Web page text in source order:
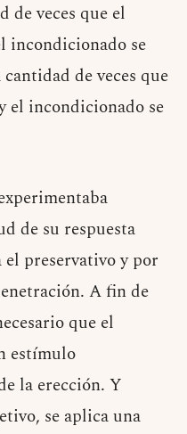
de veces que el
incondicionado se
de veces que
el incondicionado se
de su respuesta
el preservativo y por
A fin de
que el
estímulo
la erección. Y
se aplica una